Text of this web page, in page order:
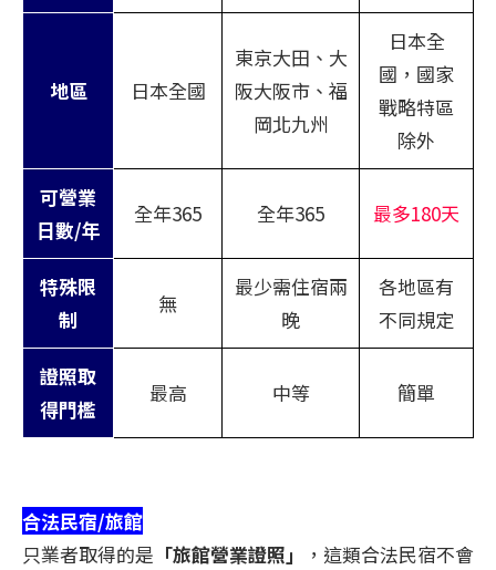
地區 日本全國
東京大田、大
阪大阪市、福
岡北九州
日本全
國，國家
戰略特區
除外
可營業
日數/年
全年365 全年365 最多180天
特殊限
制
無
最少需住宿兩
晚
各地區有
不同規定
證照取
得門檻
最高 中等 簡單
合法民宿/旅館
只業者取得的是 「旅館營業證照」
，這類合法民宿不會